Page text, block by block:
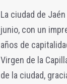
La ciudad de
junio, con un
años de
Virgen de la
de la ciudad,